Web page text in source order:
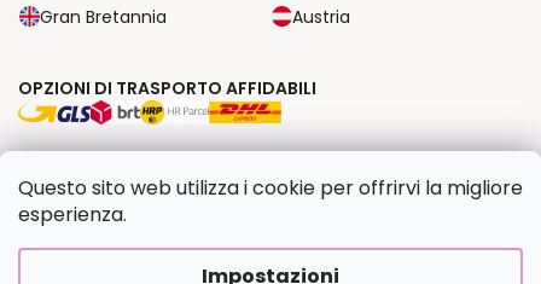
Questo sito web utilizza i cookie per offrirvi la migliore
esperienza.
Impostazioni
Gran Bretannia
Austria
OPZIONI DI TRASPORTO AFFIDABILI
Copyright 2026Dipingilo.it. Tutti i diritti riservati.